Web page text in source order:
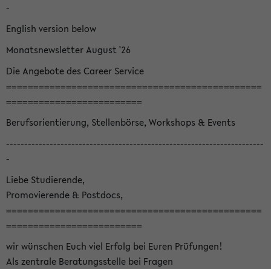
-
English version below
Monatsnewsletter August '26
Die Angebote des Career Service
===============================================
=========================
Berufsorientierung, Stellenbörse, Workshops & Events
-----------------------------------------------------------------------
-
Liebe Studierende,
Promovierende & Postdocs,
===============================================
=========================
wir wünschen Euch viel Erfolg bei Euren Prüfungen!
Als zentrale Beratungsstelle bei Fragen